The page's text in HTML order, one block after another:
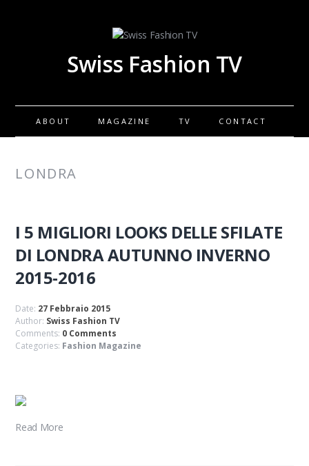
Swiss Fashion TV
ABOUT MAGAZINE TV CONTACT
LONDRA
I 5 MIGLIORI LOOKS DELLE SFILATE
DI LONDRA AUTUNNO INVERNO
2015-2016
Date: 27 Febbraio 2015
Author: Swiss Fashion TV
Comments: 0 Comments
Categories: Fashion Magazine
Read More